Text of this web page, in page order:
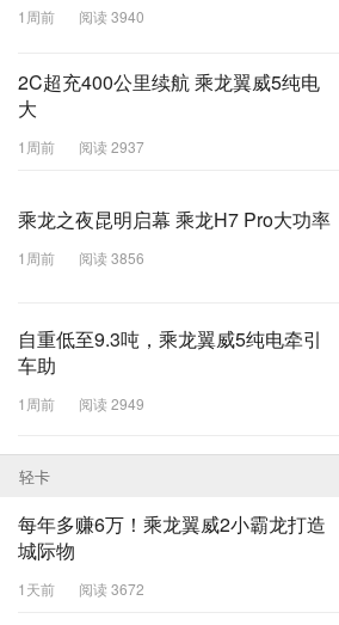
1周前 阅读 3940
2C超充400公里续航 乘龙翼威5纯电
大
1周前 阅读 2937
乘龙之夜昆明启幕 乘龙H7 Pro大功率
1周前 阅读 3856
自重低至9.3吨，乘龙翼威5纯电牵引
车助
1周前 阅读 2949
轻卡
每年多赚6万！乘龙翼威2小霸龙打造
城际物
1天前 阅读 3672